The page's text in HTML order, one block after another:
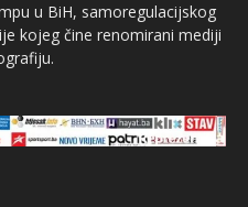
u BiH, samoregulacijskog
kojeg čine renomirani mediji